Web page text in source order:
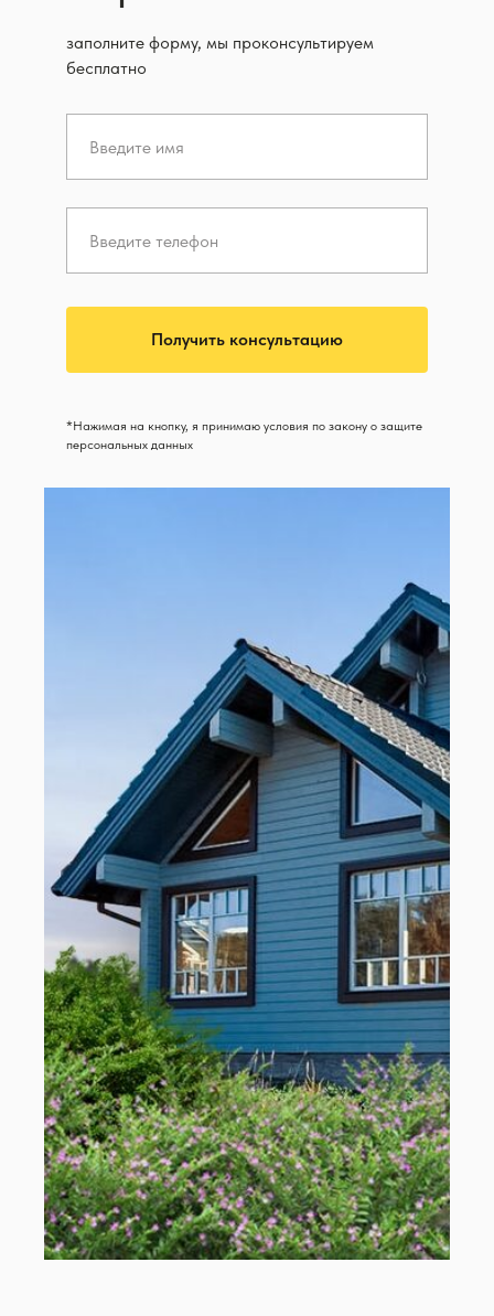
заполните форму, мы проконсультируем
бесплатно
Получить консультацию
*Нажимая на кнопку, я принимаю условия по закону о защите
персональных данных